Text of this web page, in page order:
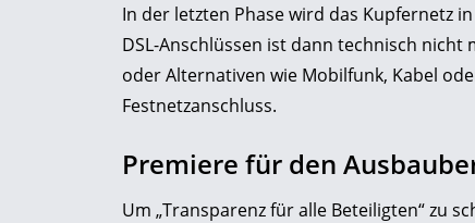
In der letzten Phase wird das Kupfernetz
DSL-Anschlüssen ist dann technisch
oder Alternativen wie Mobilfunk, Kabel
Festnetzanschluss.
Premiere für den
Um „Transparenz für alle Beteiligten“ zu